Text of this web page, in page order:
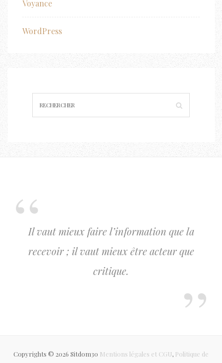
Voyance
WordPress
Il vaut mieux faire l’information que la
recevoir ; il vaut mieux être acteur que
critique.
Copyrights © 2026 Sitdom30 Mentions légales et CGU, Politique de